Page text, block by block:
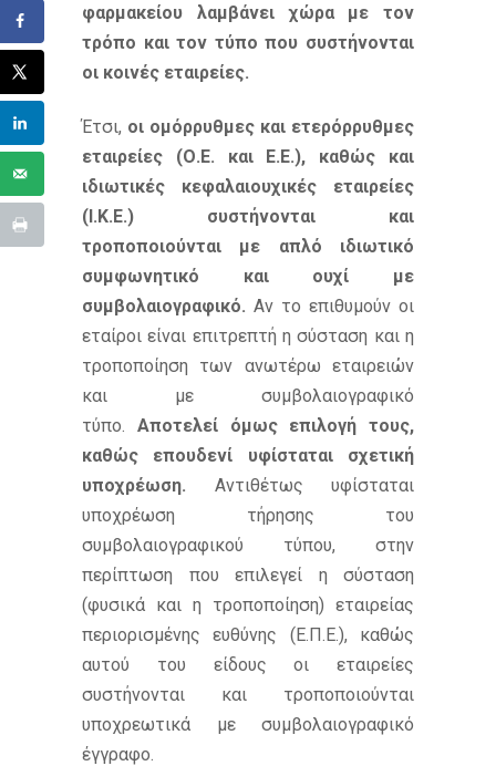
φαρμακείου λαμβάνει χώρα με τον
τρόπο και τον τύπο που συστήνονται
οι κοινές εταιρείες.
Έτσι, οι ομόρρυθμες και ετερόρρυθμες
εταιρείες (Ο.Ε. και Ε.Ε.), καθώς και
ιδιωτικές κεφαλαιουχικές εταιρείες
(Ι.Κ.Ε.) συστήνονται και
τροποποιούνται με απλό ιδιωτικό
συμφωνητικό και ουχί με
συμβολαιογραφικό. Αν το επιθυμούν οι
εταίροι είναι επιτρεπτή η σύσταση και η
τροποποίηση των ανωτέρω εταιρειών
και με συμβολαιογραφικό
τύπο. Αποτελεί όμως επιλογή τους,
καθώς επουδενί υφίσταται σχετική
υποχρέωση. Αντιθέτως υφίσταται
υποχρέωση τήρησης του
συμβολαιογραφικού τύπου, στην
περίπτωση που επιλεγεί η σύσταση
(φυσικά και η τροποποίηση) εταιρείας
περιορισμένης ευθύνης (Ε.Π.Ε.), καθώς
αυτού του είδους οι εταιρείες
συστήνονται και τροποποιούνται
υποχρεωτικά με συμβολαιογραφικό
έγγραφο.